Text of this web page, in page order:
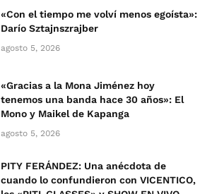
«Con el tiempo me volví menos egoísta»:
Darío Sztajnszrajber
agosto 5, 2026
«Gracias a la Mona Jiménez hoy
tenemos una banda hace 30 años»: El
Mono y Maikel de Kapanga
agosto 5, 2026
PITY FERÁNDEZ: Una anécdota de
cuando lo confundieron con VICENTICO,